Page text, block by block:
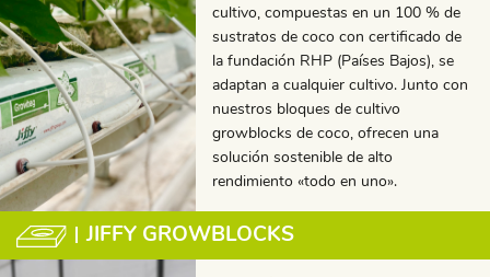
cultivo, compuestas en un 100 % de
sustratos de coco con certificado de
la fundación RHP (Países Bajos), se
adaptan a cualquier cultivo. Junto con
nuestros bloques de cultivo
growblocks de coco, ofrecen una
solución sostenible de alto
rendimiento «todo en uno».
JIFFY GROWBLOCKS